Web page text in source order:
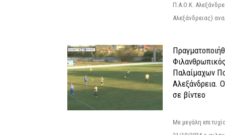
Π.Α.Ο.Κ.
Αλεξάνδρειας)
Παλαίμαχων
Αλεξάνδρεια.
σε βίντεο
Με μεγάλη